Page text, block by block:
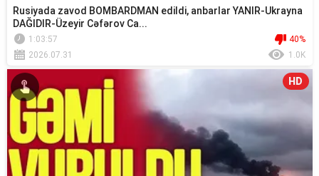
Rusiyada zavod BOMBARDMAN edildi, anbarlar YANIR-Ukrayna
DAĞIDIR-Üzeyir Cəfərov Ca...
1:03:57
40%
2026.07.31
1.0K
HD